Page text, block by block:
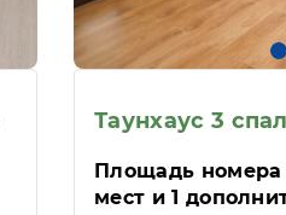
Таунхаус 3
Площадь номера
мест и 1